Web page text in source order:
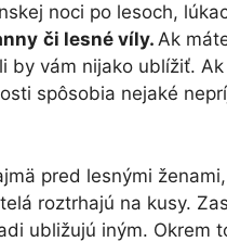
noci po lesoch,
či lesné víly. Ak
vám nijako ublížiť.
spôsobia nejaké
pred lesnými
roztrhajú na kusy.
ubližujú iným. Okrem